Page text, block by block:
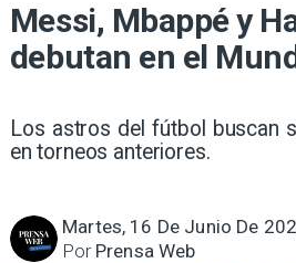
Messi, Mbappé y
debutan en el
Los astros del fútbol buscan
en torneos anteriores.
Martes, 16 De Junio De
Prensa Web
Por